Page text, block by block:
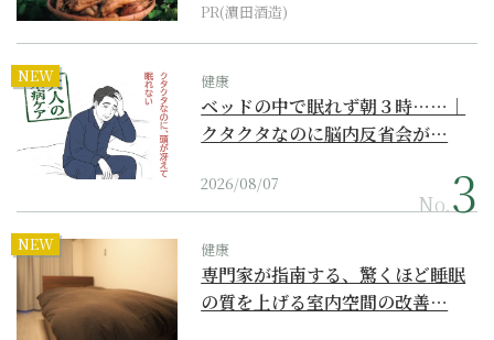
PR(濵田酒造)
NEW 健康
ベッドの中で眠れず朝３時……｜
クタクタなのに脳内反省会が…
2026/08/07
No.
NEW 健康
専門家が指南する、驚くほど睡眠
の質を上げる室内空間の改善…